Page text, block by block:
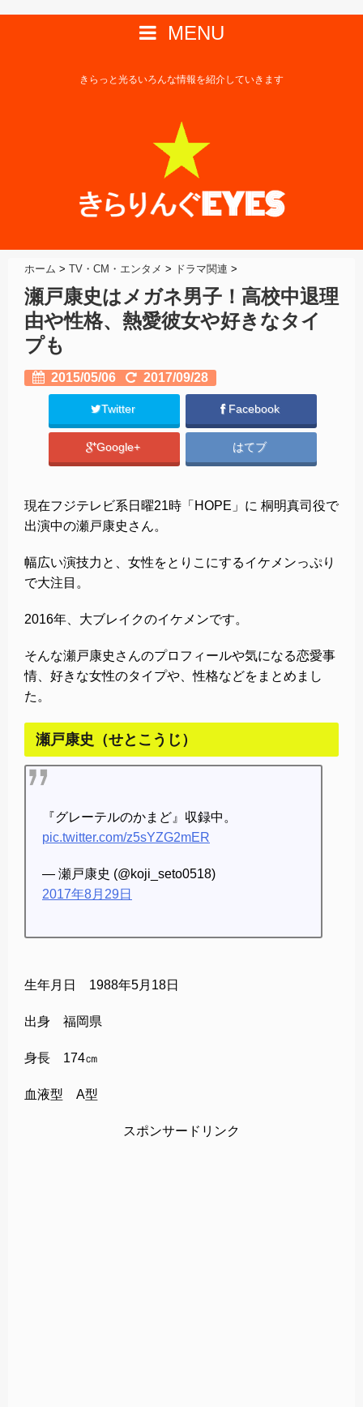
MENU
きらっと光るいろんな情報を紹介していきます
ホーム > TV・CM・エンタメ > ドラマ関連 >
瀬戸康史はメガネ男子！高校中退理
由や性格、熱愛彼女や好きなタイ
プも
2015/05/06 2017/09/28
Twitter Facebook
Google+ はてブ
現在フジテレビ系日曜21時「HOPE」に 桐明真司役で
出演中の瀬戸康史さん。
幅広い演技力と、女性をとりこにするイケメンっぷり
で大注目。
2016年、大ブレイクのイケメンです。
そんな瀬戸康史さんのプロフィールや気になる恋愛事
情、好きな女性のタイプや、性格などをまとめまし
た。
瀬戸康史（せとこうじ）
『グレーテルのかまど』収録中。
pic.twitter.com/z5sYZG2mER
— 瀬戸康史 (@koji_seto0518)
2017年8月29日
生年月日 1988年5月18日
出身 福岡県
身長 174㎝
血液型 A型
スポンサードリンク